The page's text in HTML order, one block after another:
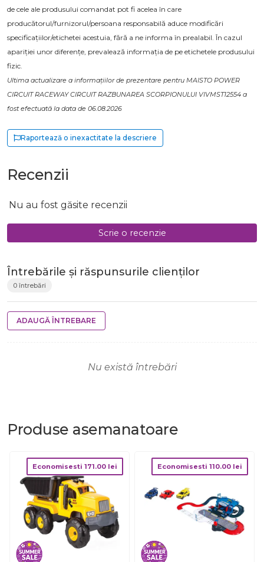
de cele ale produsului comandat pot fi acelea în care
producătorul/furnizorul/persoana responsabilă aduce modificări
specificațiilor/etichetei acestuia, fără a ne informa în prealabil. În cazul
apariției unor diferențe, prevalează informația de pe etichetele produsului
fizic.
Ultima actualizare a informațiilor de prezentare pentru MAISTO POWER
CIRCUIT RACEWAY CIRCUIT RAZBUNAREA SCORPIONULUI VIVMST12554 a
fost efectuată la data de 06.08.2026
Raportează o inexactitate la descriere
Recenzii
Nu au fost găsite recenzii
Scrie o recenzie
Întrebările și răspunsurile clienților
0 întrebări
ADAUGĂ ÎNTREBARE
Nu există întrebări
Produse asemanatoare
Economisesti 171.00 lei Economisesti 110.00 lei